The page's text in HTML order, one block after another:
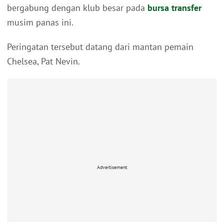
bergabung dengan klub besar pada bursa transfer
musim panas ini.
Peringatan tersebut datang dari mantan pemain
Chelsea, Pat Nevin.
Advertisement